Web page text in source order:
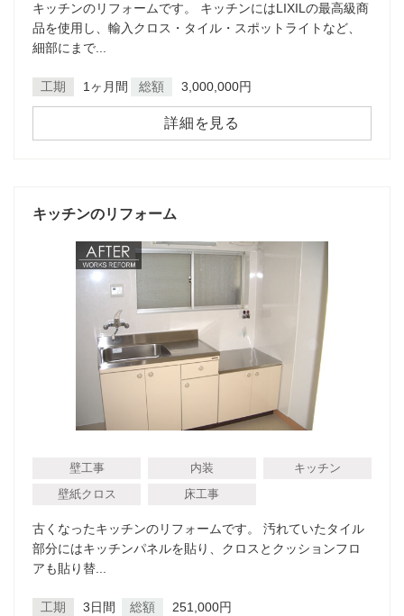
キッチンのリフォームです。 キッチンにはLIXILの最高級商
品を使用し、輸入クロス・タイル・スポットライトなど、
細部にまで...
工期 1ヶ月間 総額 3,000,000円
詳細を見る
キッチンのリフォーム
壁工事 内装
キッチン
壁紙クロス
床工事
古くなったキッチンのリフォームです。 汚れていたタイル
部分にはキッチンパネルを貼り、クロスとクッションフロ
アも貼り替...
工期 3日間 総額 251,000円